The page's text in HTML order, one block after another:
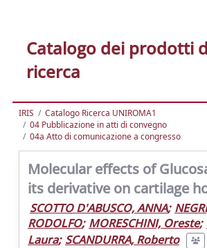
Catalogo dei prodotti
ricerca
IRIS
Catalogo Ricerca UNIROMA1
04 Pubblicazione in atti di convegno
04a Atto di comunicazione a congresso
Molecular effects of
its derivative on cartilage
SCOTTO D'ABUSCO, ANNA;
RODOLFO; MORESCHINI, Oreste;
Laura; SCANDURRA, Roberto